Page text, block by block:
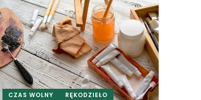
CZAS WOLNY RĘKODZIEŁO
CZAS WOLNY RĘKODZIEŁO
INNE